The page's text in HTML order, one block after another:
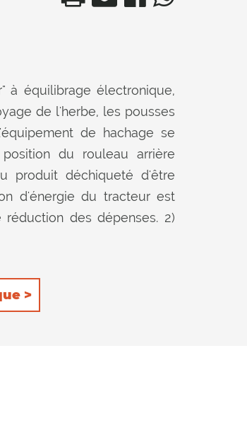
à équilibrage électronique,
de l'herbe, les pousses
de hachage se
du rouleau arrière
produit déchiqueté d'être
d'énergie du tracteur est
des dépenses. 2)
à l'intérieur garantissent
du rouleau d'appui.
>